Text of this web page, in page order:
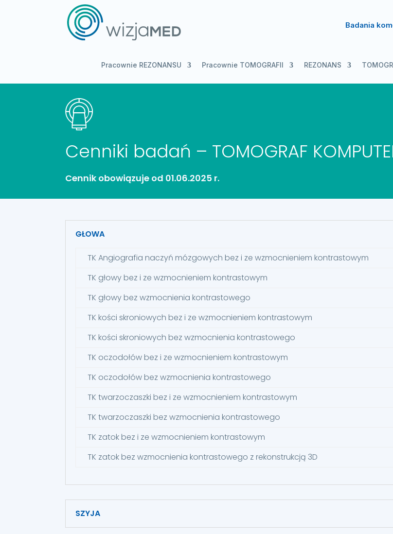
Badania
Pracownie REZONANSU Pracownie TOMOGRAFII REZONANS
Cenniki badań – TOMOGRAF
Cennik obowiązuje od 01.06.2025 r.
GŁOWA
TK Angiografia naczyń mózgowych bez i ze wzmocnieniem kontrastowym
TK głowy bez i ze wzmocnieniem kontrastowym
TK głowy bez wzmocnienia kontrastowego
TK kości skroniowych bez i ze wzmocnieniem kontrastowym
TK kości skroniowych bez wzmocnienia kontrastowego
TK oczodołów bez i ze wzmocnieniem kontrastowym
TK oczodołów bez wzmocnienia kontrastowego
TK twarzoczaszki bez i ze wzmocnieniem kontrastowym
TK twarzoczaszki bez wzmocnienia kontrastowego
TK zatok bez i ze wzmocnieniem kontrastowym
TK zatok bez wzmocnienia kontrastowego z rekonstrukcją 3D
SZYJA